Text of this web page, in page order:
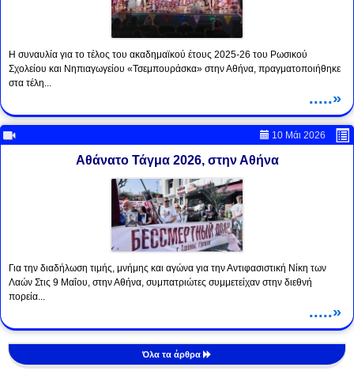
Η συναυλία για το τέλος του ακαδημαϊκού έτους 2025-26 του Ρωσικού
Σχολείου και Νηπιαγωγείου «Τσεμπουράσκα» στην Αθήνα, πραγματοποιήθηκε
στα τέλη...
.....»
10 Μάι 2026
Αθάνατο Τάγμα 2026, στην Αθήνα
Για την διαδήλωση τιμής, μνήμης και αγώνα για την Αντιφασιστική Νίκη των
Λαών Στις 9 Μαΐου, στην Αθήνα, συμπατριώτες συμμετείχαν στην διεθνή
πορεία...
.....»
Όλα τα άρθρα